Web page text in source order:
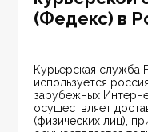
(Федекс) в
Курьерская служба
используется
зарубежных
осуществляет
(физических лиц),